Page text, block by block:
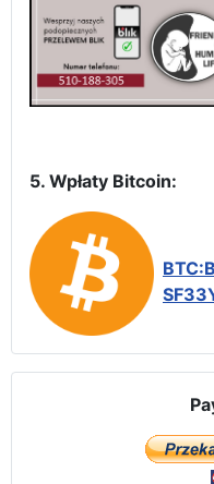
5. Wpłaty Bitcoin: